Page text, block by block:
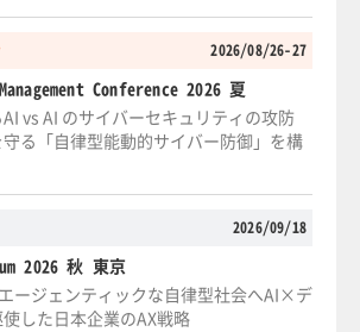
2026/08/26-27
Conference 2026 夏
vs AI のサイバーセキュリティの攻防
る「自律型能動的サイバー防御」を構
2026/09/18
2026 秋 東京
ージェンティックな自律型社会へAI×デ
した日本企業のAX戦略